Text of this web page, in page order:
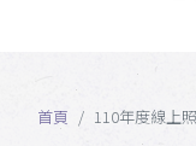
首頁 110年度線上